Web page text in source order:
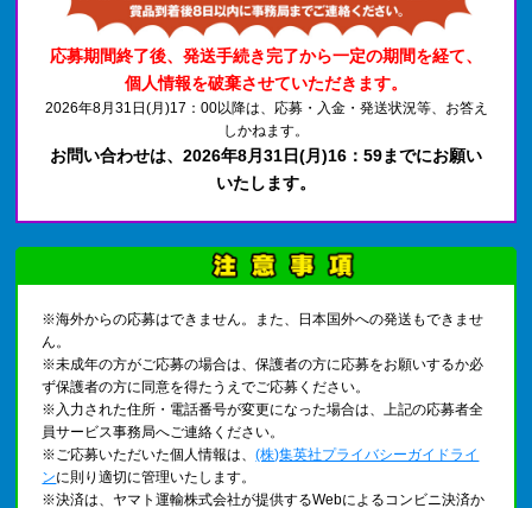
応募期間終了後、発送手続き完了から一定の期間を経て、
個人情報を破棄させていただきます。
2026年8月31日(月)17：00以降は、応募・入金・発送状況等、お答え
しかねます。
お問い合わせは、2026年8月31日(月)16：59までにお願い
いたします。
※海外からの応募はできません。また、日本国外への発送もできませ
ん。
※未成年の方がご応募の場合は、保護者の方に応募をお願いするか必
ず保護者の方に同意を得たうえでご応募ください。
※入力された住所・電話番号が変更になった場合は、上記の応募者全
員サービス事務局へご連絡ください。
※ご応募いただいた個人情報は、(株)集英社プライバシーガイドライ
ンに則り適切に管理いたします。
※決済は、ヤマト運輸株式会社が提供するWebによるコンビニ決済か